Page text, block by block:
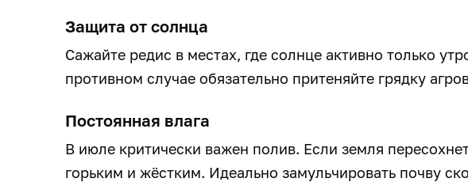
Защита от солнца
Сажайте редис в местах, где солнце активно только
противном случае обязательно притеняйте грядку
Постоянная влага
В июле критически важен полив. Если земля
горьким и жёстким. Идеально замульчировать почву